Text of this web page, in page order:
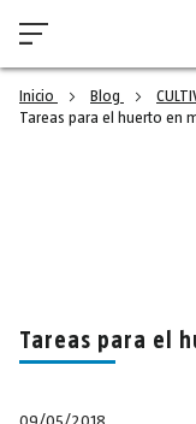
Inicio Blog
Tareas para el huerto en
Tareas para el